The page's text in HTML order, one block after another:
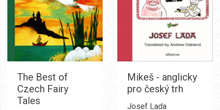
The Best of
Czech Fairy
Tales
Mikeš - anglicky
pro český trh
Josef Lada